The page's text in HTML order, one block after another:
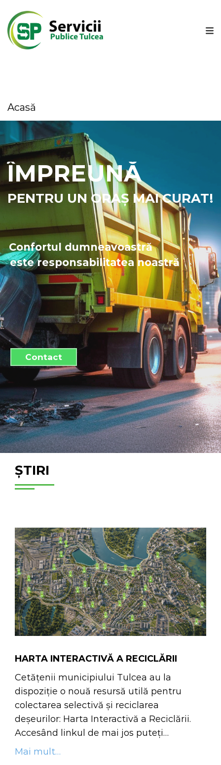
Acasă
ÎMPREUNĂ
este responsabilitatea noastră
Contact
PENTRU UN ORAȘ MAI CURAT!
Confortul dumneavoastră
ȘTIRI
HARTA INTERACTIVĂ A RECICLĂRII
Cetățenii municipiului Tulcea au la
dispoziție o nouă resursă utilă pentru
colectarea selectivă și reciclarea
deșeurilor: Harta Interactivă a Reciclării.
Accesând linkul de mai jos puteți…
Mai mult…